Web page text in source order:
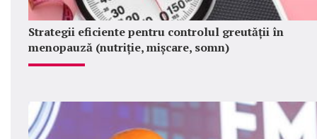
Strategii eficiente pentru controlul greutății în
menopauză (nutriție, mișcare, somn)